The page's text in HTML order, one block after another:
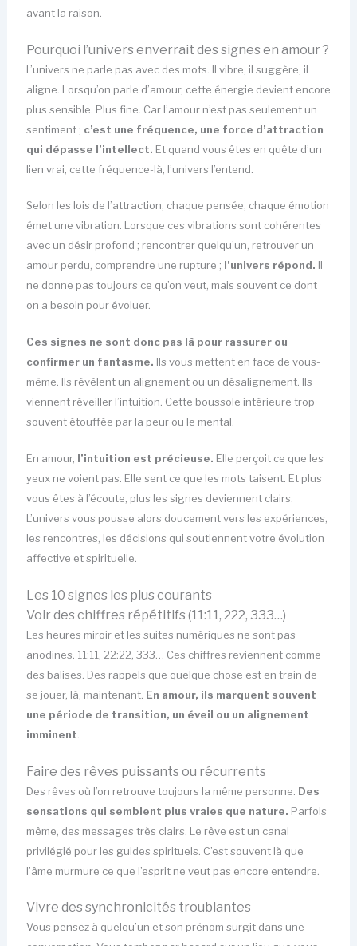
avant la raison.
Pourquoi l’univers enverrait des signes en amour ?
L’univers ne parle pas avec des mots. Il vibre, il suggère, il
aligne. Lorsqu’on parle d’amour, cette énergie devient encore
plus sensible. Plus fine. Car l’amour n’est pas seulement un
sentiment ; c’est une fréquence, une force d’attraction
qui dépasse l’intellect. Et quand vous êtes en quête d’un
lien vrai, cette fréquence-là, l’univers l’entend.
Selon les lois de l’attraction, chaque pensée, chaque émotion
émet une vibration. Lorsque ces vibrations sont cohérentes
avec un désir profond ; rencontrer quelqu’un, retrouver un
amour perdu, comprendre une rupture ; l’univers répond. Il
ne donne pas toujours ce qu’on veut, mais souvent ce dont
on a besoin pour évoluer.
Ces signes ne sont donc pas là pour rassurer ou
confirmer un fantasme. Ils vous mettent en face de vous-
même. Ils révèlent un alignement ou un désalignement. Ils
viennent réveiller l’intuition. Cette boussole intérieure trop
souvent étouffée par la peur ou le mental.
En amour, l’intuition est précieuse. Elle perçoit ce que les
yeux ne voient pas. Elle sent ce que les mots taisent. Et plus
vous êtes à l’écoute, plus les signes deviennent clairs.
L’univers vous pousse alors doucement vers les expériences,
les rencontres, les décisions qui soutiennent votre évolution
affective et spirituelle.
Les 10 signes les plus courants
Voir des chiffres répétitifs (11:11, 222, 333…)
Les heures miroir et les suites numériques ne sont pas
anodines. 11:11, 22:22, 333… Ces chiffres reviennent comme
des balises. Des rappels que quelque chose est en train de
se jouer, là, maintenant. En amour, ils marquent souvent
une période de transition, un éveil ou un alignement
imminent
Faire des rêves puissants ou récurrents
Des rêves où l’on retrouve toujours la même personne. Des
sensations qui semblent plus vraies que nature. Parfois
même, des messages très clairs. Le rêve est un canal
privilégié pour les guides spirituels. C’est souvent là que
l’âme murmure ce que l’esprit ne veut pas encore entendre.
Vivre des synchronicités troublantes
Vous pensez à quelqu’un et son prénom surgit dans une